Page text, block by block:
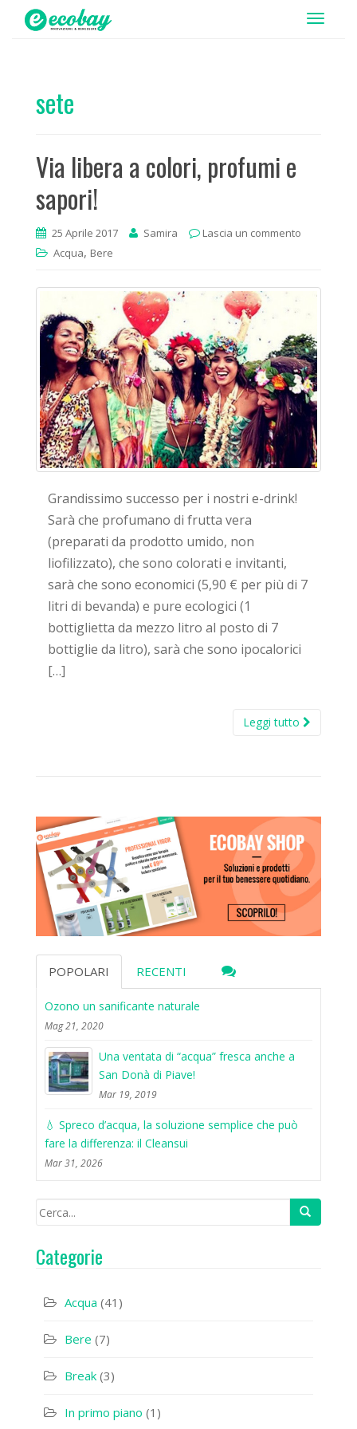
T
o
sete
Via libera a colori, profumi e
sapori!
25 Aprile 2017 Samira
Lascia un commento
Acqua, Bere
Grandissimo successo per i nostri e-drink!
Sarà che profumano di frutta vera
(preparati da prodotto umido, non
liofilizzato), che sono colorati e invitanti,
sarà che sono economici (5,90 € per più di 7
litri di bevanda) e pure ecologici (1
bottiglietta da mezzo litro al posto di 7
bottiglie da litro), sarà che sono ipocalorici
[…]
Leggi tutto
POPOLARI RECENTI
Ozono un sanificante naturale
Mag 21, 2020
Una ventata di “acqua” fresca anche a
San Donà di Piave!
Mar 19, 2019
💧 Spreco d’acqua, la soluzione semplice che può
fare la differenza: il Cleansui
Mar 31, 2026
Categorie
Acqua (41)
Bere (7)
Break (3)
In primo piano (1)